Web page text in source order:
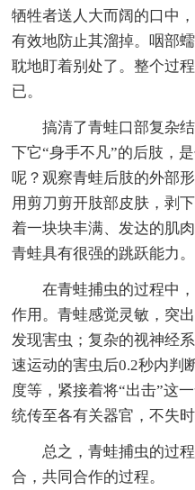
牺牲者送人大而阔的口中
有效地防止其溜掉。咽部
耽地盯着别处了。整个过
已。
搞清了青蛙口部复杂
下它“身手不凡”的后肢，
呢？观察青蛙后肢的外部
用剪刀剪开肢部皮肤，剥
着一块块丰满、发达的肌
青蛙具有很强的跳跃能力。
在青蛙捕虫的过程中
作用。青蛙感觉灵敏，突
发现害虫；复杂的视神经
速运动的害虫后0.2秒内判
度等，紧接着将“出击”这
统传至各有关器官，不失
总之，青蛙捕虫的过
合，共同合作的过程。